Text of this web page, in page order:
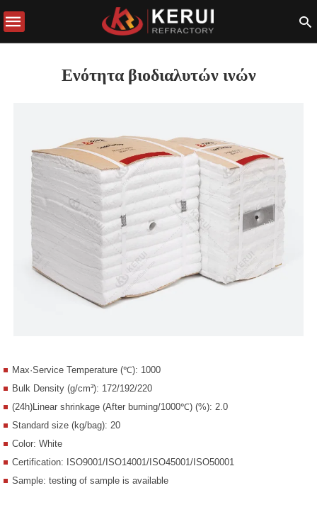
Ενότητα βιοδιαλυτών ινών
Max·Service Temperature (℃): 1000
Bulk Density (g/cm³): 172/192/220
(24h)Linear shrinkage (After burning/1000℃) (%): 2.0
Standard size (kg/bag): 20
Color: White
Certification: ISO9001/ISO14001/ISO45001/ISO50001
Sample: testing of sample is available